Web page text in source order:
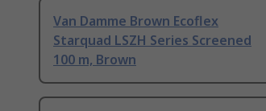
Van Damme Brown Ecoflex
Starquad LSZH Series Screened
100 m, Brown